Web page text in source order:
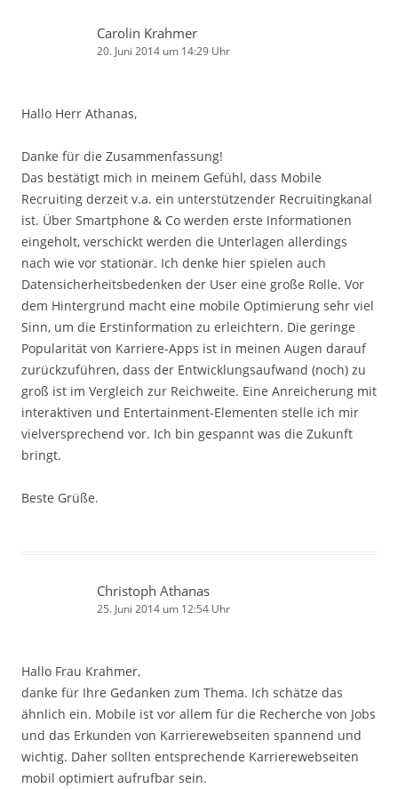
Carolin Krahmer
20. Juni 2014 um 14:29 Uhr
Hallo Herr Athanas,
Danke für die Zusammenfassung!
Das bestätigt mich in meinem Gefühl, dass Mobile
Recruiting derzeit v.a. ein unterstützender Recruitingkanal
ist. Über Smartphone & Co werden erste Informationen
eingeholt, verschickt werden die Unterlagen allerdings
nach wie vor stationär. Ich denke hier spielen auch
Datensicherheitsbedenken der User eine große Rolle. Vor
dem Hintergrund macht eine mobile Optimierung sehr viel
Sinn, um die Erstinformation zu erleichtern. Die geringe
Popularität von Karriere-Apps ist in meinen Augen darauf
zurückzuführen, dass der Entwicklungsaufwand (noch) zu
groß ist im Vergleich zur Reichweite. Eine Anreicherung mit
interaktiven und Entertainment-Elementen stelle ich mir
vielversprechend vor. Ich bin gespannt was die Zukunft
bringt.
Beste Grüße.
Christoph Athanas
25. Juni 2014 um 12:54 Uhr
Hallo Frau Krahmer,
danke für Ihre Gedanken zum Thema. Ich schätze das
ähnlich ein. Mobile ist vor allem für die Recherche von Jobs
und das Erkunden von Karrierewebseiten spannend und
wichtig. Daher sollten entsprechende Karrierewebseiten
mobil optimiert aufrufbar sein.